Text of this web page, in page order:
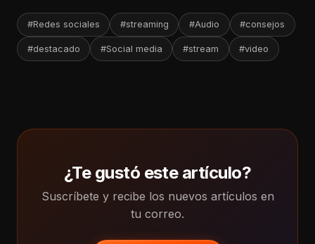
#Redes sociales #streaming #Audio #consejos
#destacado #Social media #stream #video
¿Te gustó este artículo?
Suscríbete y recibe los nuevos artículos en
tu correo.